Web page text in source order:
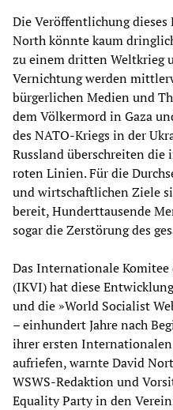
Die Veröffentlichung
North könnte kaum
zu einem dritten Weltkrieg
Vernichtung werden
bürgerlichen Medien und
dem Völkermord in Gaza
des NATO-Kriegs in der
Russland überschreiten
roten Linien. Für die
und wirtschaftlichen Ziele
bereit, Hunderttausende
sogar die Zerstörung des
Das Internationale
(IKVI) hat diese
und die »World Socialist
– einhundert Jahre nach
ihrer ersten
aufriefen, warnte David
WSWS-Redaktion und
Equality Party in den